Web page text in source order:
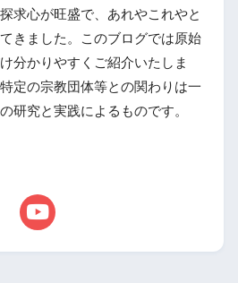
求心が旺盛で、あれやこれやと
きました。このブログでは原始
分かりやすくご紹介いたしま
定の宗教団体等との関わりは一
研究と実践によるものです。